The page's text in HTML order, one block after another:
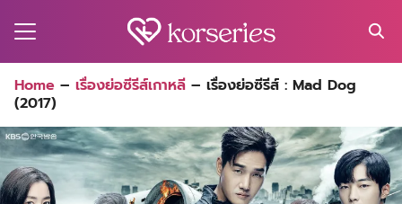
for:
Home – เรื่องย่อซีรีส์เกาหลี – เรื่องย่อซีรีส์ : Mad Dog
(2017)